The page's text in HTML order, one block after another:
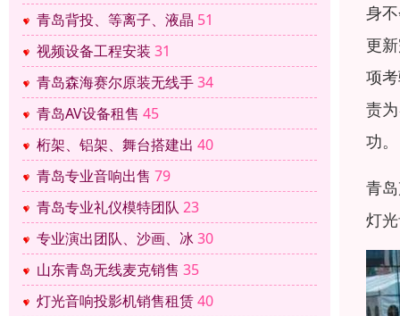
青岛背投、等离子、液晶 51
视频设备工程安装 31
青岛森海赛尔原装无线手34
青岛AV设备租售 45
桁架、铝架、舞台搭建出 40
青岛专业音响出售 79
青岛专业礼仪模特团队 23
专业演出团队、沙画、冰30
山东青岛无线麦克销售 35
灯光音响投影机销售租赁40
身
更
项
责
功。
青
灯